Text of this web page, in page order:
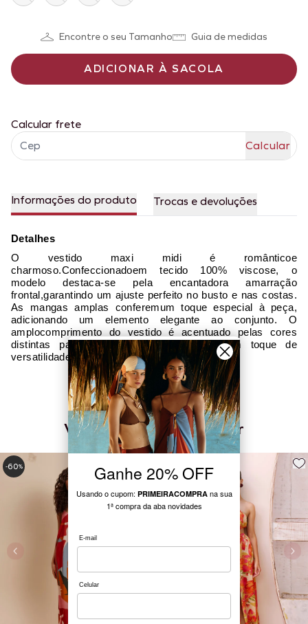
Encontre o seu Tamanho Guia de medidas
ADICIONAR À SACOLA
Calcular frete
Informações do produto Trocas e devoluções
Detalhes
O vestido maxi midi é românticoe
charmoso.Confeccionadoem tecido 100% viscose, o
modelo destaca-se pela encantadora amarração
frontal,garantindo um ajuste perfeito no busto e nas costas.
As mangas amplas conferemum toque especial à peça,
adicionando um elemento elegante ao conjunto. O
amplocomprimento do vestido é acentuado pelas cores
distintas para as marias,proporcionando um toque de
versatilidade e estilo.
Você também pode gostar
-60% 60